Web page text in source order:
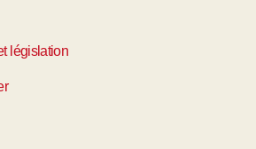
législation